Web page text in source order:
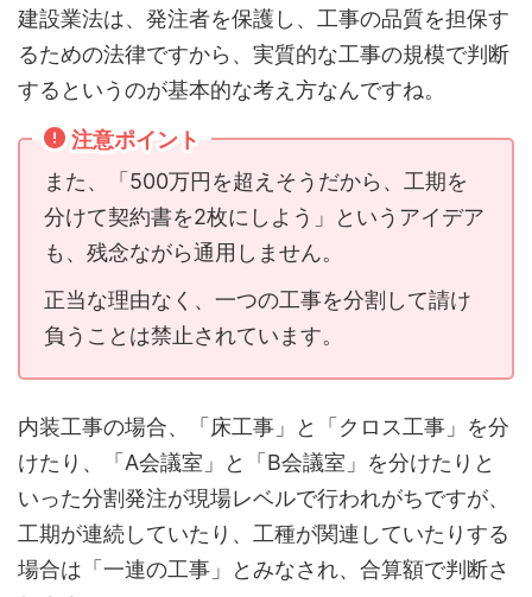
建設業法は、発注者を保護し、工事の品質を担保す
るための法律ですから、実質的な工事の規模で判断
するというのが基本的な考え方なんですね。
注意ポイント
また、「500万円を超えそうだから、工期を
分けて契約書を2枚にしよう」というアイデア
も、残念ながら通用しません。
正当な理由なく、一つの工事を分割して請け
負うことは禁止されています。
内装工事の場合、「床工事」と「クロス工事」を分
けたり、「A会議室」と「B会議室」を分けたりと
いった分割発注が現場レベルで行われがちですが、
工期が連続していたり、工種が関連していたりする
場合は「一連の工事」とみなされ、合算額で判断さ